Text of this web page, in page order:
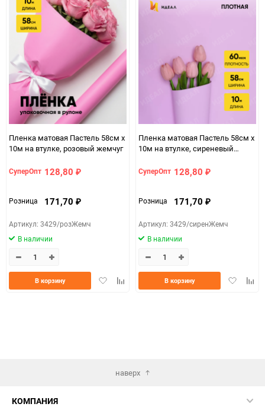
Минимальное количество
Единица измерения
ЦветНоменклатуры глициния 2635, 80
Пленка матовая Пастель 58см х
10м на втулке, розовый жемчуг
СуперОпт 128,80 ₽
Розница 171,70 ₽
Артикул: 3429/розЖемч
В наличии
ДобавитьДобавить
В корзину
Пленка матовая Пастель 58см х
10м на втулке, сиреневый
СуперОпт 128,80 ₽
Розница 171,70 ₽
Артикул: 3429/сиренЖемч
В наличии
Добавить
В корзину
наверх
КОМПАНИЯ